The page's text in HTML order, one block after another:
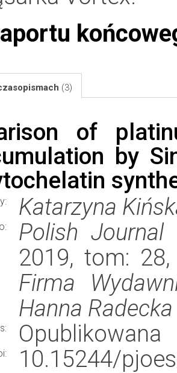
(3)
of
by
Katarzyna
Polish Journal
2019, tom:
Firma
Hanna Radecka
Opublikowana
10.15244/